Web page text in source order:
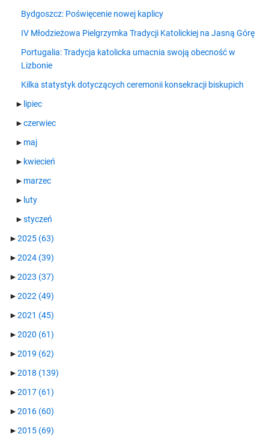
Bydgoszcz: Poświęcenie nowej kaplicy
IV Młodzieżowa Pielgrzymka Tradycji Katolickiej na Jasną Górę
Portugalia: Tradycja katolicka umacnia swoją obecność w
Lizbonie
Kilka statystyk dotyczących ceremonii konsekracji biskupich
► lipiec
►czerwiec
► maj
► kwiecień
► marzec
► luty
►styczeń
►2025 (63)
►2024 (39)
►2023 (37)
►2022 (49)
►2021 (45)
►2020 (61)
►2019 (62)
►2018 (139)
►2017 (61)
►2016 (60)
►2015 (69)